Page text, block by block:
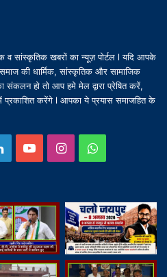
व सांस्कृतिक खबरों का न्यूज़ पोर्टल l यदि आपके
की धार्मिक, सांस्कृतिक और सामाजिक
संकलन हो तो आप हमे मेल द्वारा प्रेषित करें,
प्रकाशित करेंगे l आपका ये प्रयास समाजहित के
LinkedInYouTubeInstagramWhatsApp